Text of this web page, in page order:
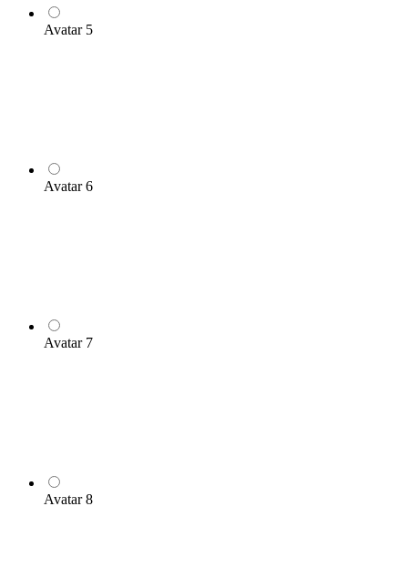
Avatar 5
Avatar 6
Avatar 7
Avatar 8